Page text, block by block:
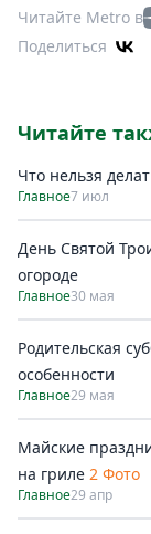
Читайте Metro в
Поделиться
Читайте
Что нельзя
Главное7 июл
День Святой
огороде
Главное30 мая
Родительская
особенности
Главное29 мая
Майские
на гриле 2 Фото
Главное29 апр